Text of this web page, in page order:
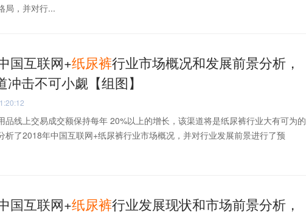
局，并对行...
国互联网+纸尿裤行业市场概况和发展前景分析，
冲击不可小觑【组图】
品线上交易成交额保持每年 20%以上的增长，该渠道将是纸尿裤行业大有可为的
析了2018年中国互联网+纸尿裤行业市场概况，并对行业发展前景进行了预
国互联网+纸尿裤行业发展现状和市场前景分析，